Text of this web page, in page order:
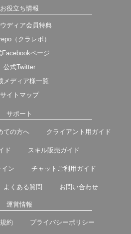
お役立ち情報
ディア会員特典
（クラレポ）
Facebookページ
公式Twitter
メディア様一覧
サイトマップ
サポート
ての方へ クライアント用ガイド
ド スキル販売ガイド
ン チャットご利用ガイド
よくある質問 お問い合わせ
運営情報
約 プライバシーポリシー